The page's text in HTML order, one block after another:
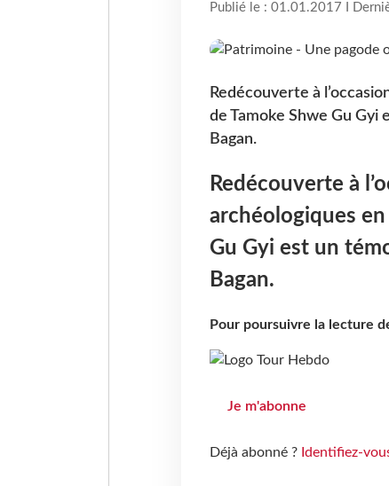
Publié le : 01.01.2017 I
Redécouverte à
de Tamoke Shwe Gu Gyi
Bagan.
Redécouverte à
archéologiques en
Gu Gyi est un
Bagan.
Pour poursuivre la lecture
Je m'abonne
Déjà abonné ? Identifiez-